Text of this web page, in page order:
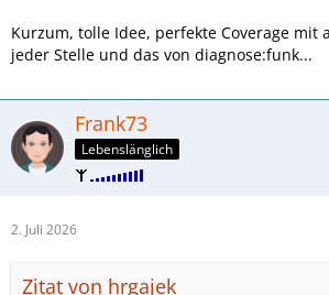
Kurzum, tolle Idee, perfekte Coverage mit
jeder Stelle und das von diagnose:funk...
Frank73
Lebenslänglich
2. Juli 2026
Zitat von hrgajek